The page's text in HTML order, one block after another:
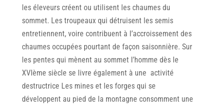
les éleveurs créent ou utilisent les chaumes du
sommet. Les troupeaux qui détruisent les semis
entretiennent, voire contribuent à I’accroissement des
chaumes occupées pourtant de façon saisonnière. Sur
les pentes qui mènent au sommet I’homme dès le
XVIème siècle se livre également à une activité
destructrice Les mines et les forges qui se
développent au pied de la montagne consomment une